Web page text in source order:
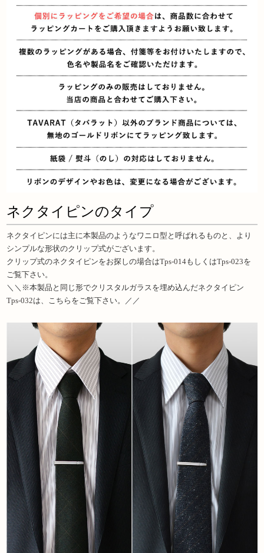
ネクタイピンのタイプ
ネクタイピンには主に本製品のようなワニロ型と呼ばれるものと、より
シンプルな形状のクリップ式がございます。
クリップ式のネクタイピンをお探しの場合はTps-014もしくはTps-023を
ご覧下さい。
＼＼※本製品と同じ形でクリスタルガラスを埋め込んだネクタイピン
Tps-032は、こちらをご覧下さい。／／